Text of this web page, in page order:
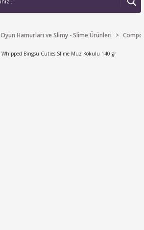
Oyun Hamurları ve Slimy - Slime Ürünleri